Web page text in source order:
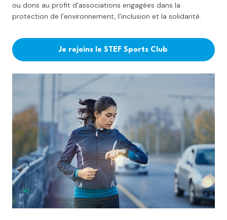
ou dons au profit d’associations engagées dans la
protection de l’environnement, l’inclusion et la solidarité.
Je rejoins le STEF Sports Club